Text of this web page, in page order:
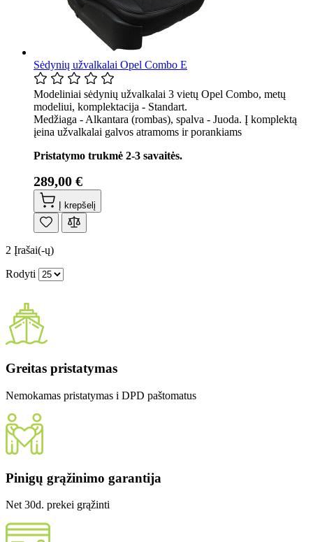
Sėdynių užvalkalai Opel Combo E
Modeliniai sėdynių užvalkalai 3 vietų Opel Combo, metų
modeliui, komplektacija - Standart.
Medžiaga - Alkantara (rombas), spalva - Juoda. Į komplektą
įeina užvalkalai galvos atramoms ir porankiams
Pristatymo trukmė 2-3 savaitės.
289,00 €
Į krepšelį
2 Įrašai(-ų)
Rodyti
Greitas pristatymas
Nemokamas pristatymas i DPD paštomatus
Pinigų grąžinimo garantija
Net 30d. prekei grąžinti